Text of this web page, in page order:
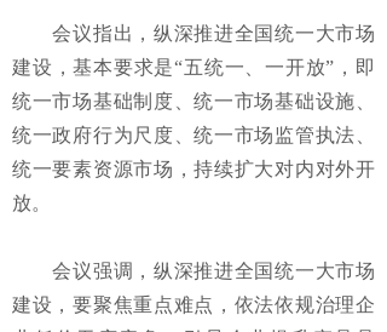
会议指出，纵深推进全国统一大市场
建设，基本要求是“五统一、一开放”，即
统一市场基础制度、统一市场基础设施、
统一政府行为尺度、统一市场监管执法、
统一要素资源市场，持续扩大对内对外开
放。
会议强调，纵深推进全国统一大市场
建设，要聚焦重点难点，依法依规治理企